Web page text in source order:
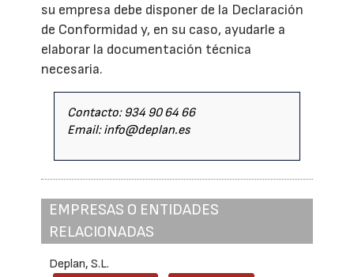
su empresa debe disponer de la Declaración
de Conformidad y, en su caso, ayudarle a
elaborar la documentación técnica
necesaria.
Contacto: 934 90 64 66
Email: info@deplan.es
EMPRESAS O ENTIDADES
RELACIONADAS
Deplan, S.L.